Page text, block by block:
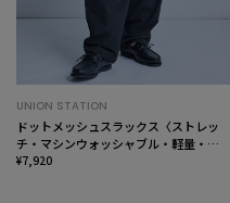
UNION STATION
ドットメッシュスラックス〈ストレッ
チ・マシンウォッシャブル・軽量・接
触冷感・通気性〉
¥7,920